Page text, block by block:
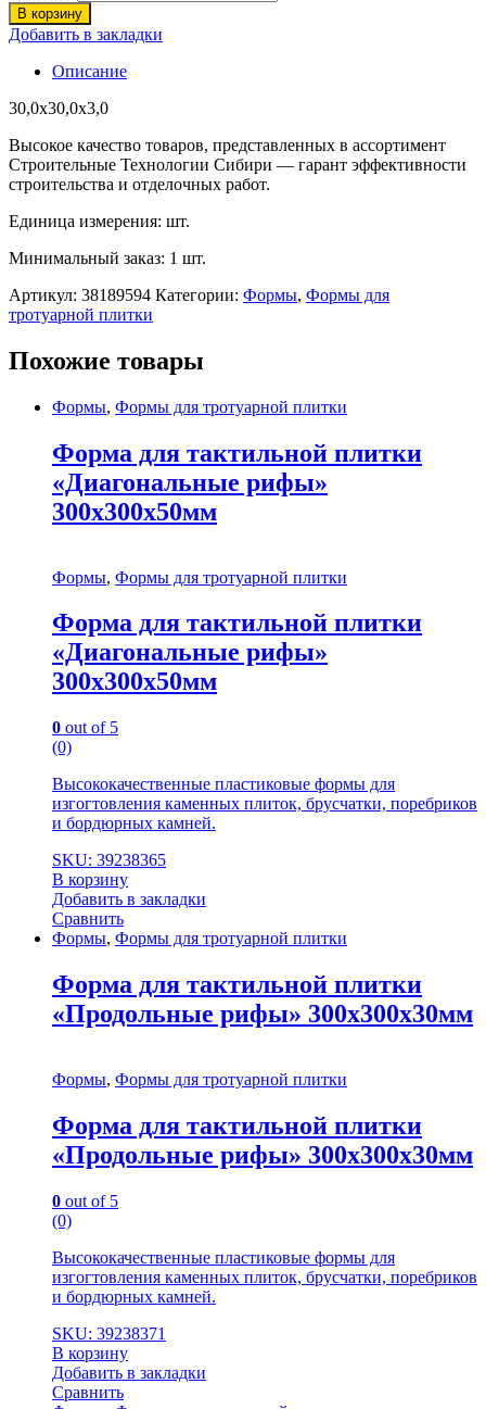
В корзину
Добавить в закладки
Описание
30,0х30,0х3,0
Высокое качество товаров, представленных в ассортимент
Строительные Технологии Сибири — гарант эффективности
строительства и отделочных работ.
Единица измерения: шт.
Минимальный заказ: 1 шт.
Артикул: 38189594 Категории: Формы, Формы для
тротуарной плитки
Похожие товары
Формы, Формы для тротуарной плитки
Форма для тактильной плитки
«Диагональные рифы»
300х300х50мм
Формы, Формы для тротуарной плитки
Форма для тактильной плитки
«Диагональные рифы»
300х300х50мм
0 out of 5
(0)
Высококачественные пластиковые формы для
изгогтовления каменных плиток, брусчатки, поребриков
и бордюрных камней.
SKU: 39238365
В корзину
Добавить в закладки
Сравнить
Формы, Формы для тротуарной плитки
Форма для тактильной плитки
«Продольные рифы» 300х300х30мм
Формы, Формы для тротуарной плитки
Форма для тактильной плитки
«Продольные рифы» 300х300х30мм
0 out of 5
(0)
Высококачественные пластиковые формы для
изгогтовления каменных плиток, брусчатки, поребриков
и бордюрных камней.
SKU: 39238371
В корзину
Добавить в закладки
Сравнить